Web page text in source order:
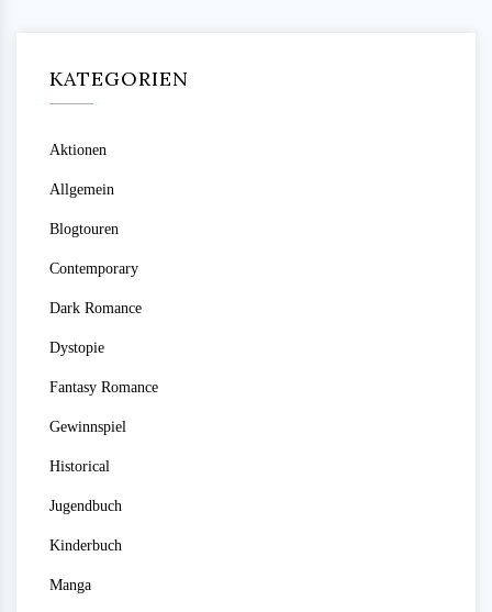
KATEGORIEN
Aktionen
Allgemein
Blogtouren
Contemporary
Dark Romance
Dystopie
Fantasy Romance
Gewinnspiel
Historical
Jugendbuch
Kinderbuch
Manga